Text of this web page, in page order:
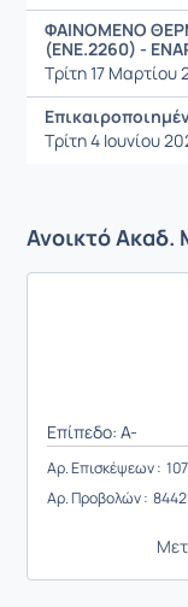
ΦΑΙΝΟΜΕΝΟ
(ΕΝΕ.2260) -
Τρίτη 17 Μαρτίου
Τρίτη 4 Ιουνίου
Ανοικτό Ακαδ.
Επίπεδο: A-
Αρ. Επισκέψεων :
Αρ. Προβολών :